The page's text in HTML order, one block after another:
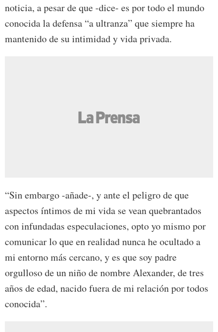
noticia, a pesar de que -dice- es por todo el mundo
conocida la defensa “a ultranza” que siempre ha
mantenido de su intimidad y vida privada.
“Sin embargo -añade-, y ante el peligro de que
aspectos íntimos de mi vida se vean quebrantados
con infundadas especulaciones, opto yo mismo por
comunicar lo que en realidad nunca he ocultado a
mi entorno más cercano, y es que soy padre
orgulloso de un niño de nombre Alexander, de tres
años de edad, nacido fuera de mi relación por todos
conocida”.